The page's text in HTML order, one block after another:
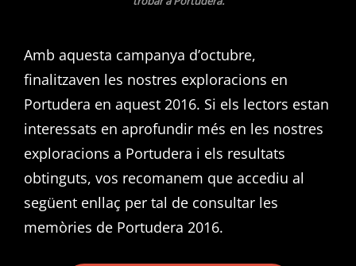
Amb aquesta campanya d’octubre,
finalitzaven les nostres exploracions en
Portudera en aquest 2016. Si els lectors estan
interessats en aprofundir més en les nostres
exploracions a Portudera i els resultats
obtinguts, vos recomanem que accediu al
següent enllaç per tal de consultar les
memòries de Portudera 2016.